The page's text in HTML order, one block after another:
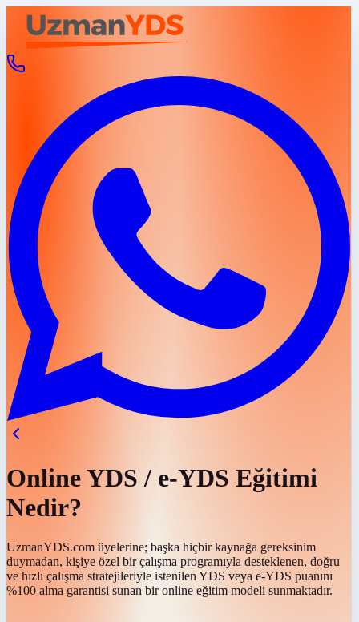
Online YDS / e-YDS Eğitimi
Nedir?
UzmanYDS.com üyelerine; başka hiçbir kaynağa gereksinim
duymadan, kişiye özel bir çalışma programıyla desteklenen, doğru
ve hızlı çalışma stratejileriyle istenilen YDS veya e-YDS puanını
%100 alma garantisi sunan bir online eğitim modeli sunmaktadır.